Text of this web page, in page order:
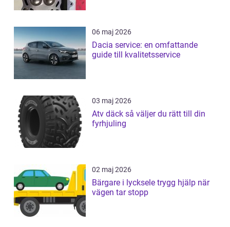
06 maj 2026
Dacia service: en omfattande
guide till kvalitetsservice
03 maj 2026
Atv däck så väljer du rätt till din
fyrhjuling
02 maj 2026
Bärgare i lycksele trygg hjälp när
vägen tar stopp